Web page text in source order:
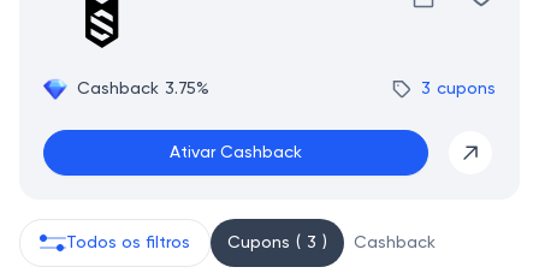
Cashback 3.75% 3 cupons
Ativar Cashback
Todos os filtros Cupons ( 3 ) Cashback